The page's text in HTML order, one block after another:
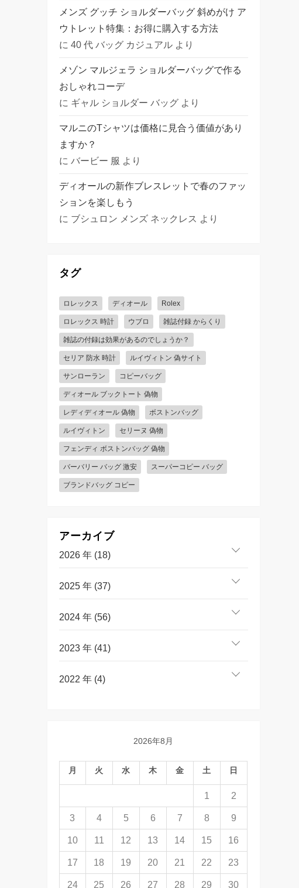
メンズ グッチ ショルダーバッグ 斜めがけ ア
ウトレット特集：お得に購入する方法
に 40 代 バッグ カジュアルより
メゾン マルジェラ ショルダーバッグで作る
おしゃれコーデ
に ギャル ショルダー バッグより
マルニのTシャツは価格に見合う価値があり
ますか？
に バービー 服 より
ディオールの新作ブレスレットで春のファッ
ションを楽しもう
に ブシュロン メンズ ネックレス より
タグ
ロレックス ディオール Rolex
ロレックス 時計 ウブロ 雑誌付録 からくり
雑誌の付録は効果があるのでしょうか？
セリア 防水 時計 ルイヴィトン 偽サイト
サンローラン コピーバッグ
ディオール ブックトート 偽物
レディディオール 偽物 ボストンバッグ
ルイヴィトン セリーヌ 偽物
フェンディ ボストンバッグ 偽物
バーバリー バッグ 激安 スーパーコピー バッグ
ブランドバッグ コピー
アーカイブ
2026 年 (18)
2025 年 (37)
2024 年 (56)
2023 年 (41)
2022 年 (4)
2026年8月
月 火 水 木 金 土 日
1 2
3 4 5 6 7 8 9
10 11 12 13 14 15 16
17 18 19 20 21 22 23
24 25 26 27 28 29 30